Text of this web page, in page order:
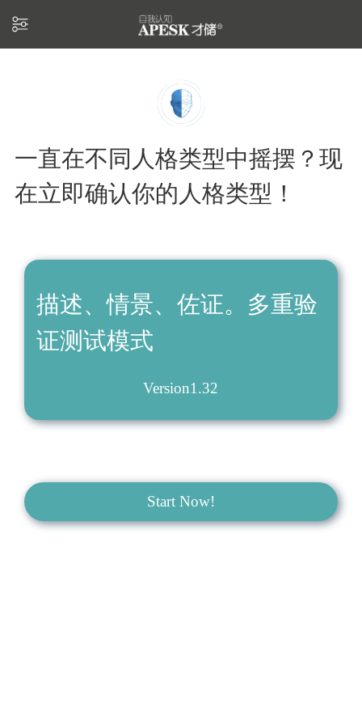
一直在不同人格类型中摇摆？现
在立即确认你的人格类型！
描述、情景、佐证。多重验
证测试模式
Version1.32
Start Now!